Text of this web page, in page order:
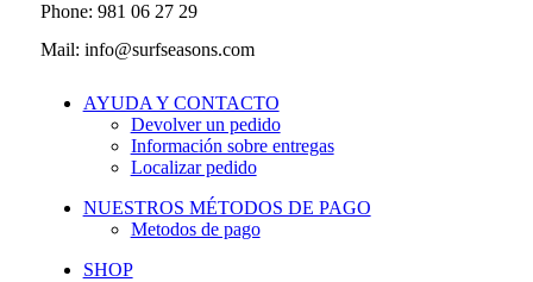
Phone: 981 06 27 29
Mail: info@surfseasons.com
AYUDA Y CONTACTO
Devolver un pedido
Información sobre entregas
Localizar pedido
NUESTROS MÉTODOS DE PAGO
Metodos de pago
SHOP